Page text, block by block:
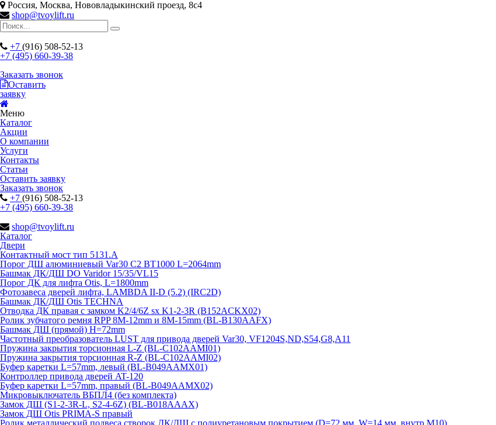
Россия, Москва, Нововладыкинский проезд, 8с4
shop@tvoylift.ru
+7 (916) 508-52-13
+7 (495) 660-39-38
Заказать звонок
Оставить
заявку
Меню
Каталог
Акции
О компании
Услуги
Контакты
Статьи
Оставить заявку
Заказать звонок
+7 (916) 508-52-13
+7 (495) 660-39-38
shop@tvoylift.ru
Каталог
Двери
Контактный мост тип 5131.A
Порог ДШ алюминиевый Var30 C2 BT1000 L=2064mm
Башмак ДК/ДШ DO Varidor 15/35/VL15
Порог ДК для лифта Otis, L=1800mm
Фотозавеса дверей лифта, LAMBDA II-D (5.2) (IRC2D)
Башмак ДК/ДШ Otis TECHNA
Отводка ДК правая с замком K2/4/6Z sx K1-2-3R (B152ACKX02)
Ролик зубчатого ремня RPP 8M-12mm и 8M-15mm (BL-B130AAFX)
Башмак ДШ (прямой) H=72mm
Частотный преобразователь LUST для привода дверей Var30, VF1204S,ND,S54,G8,A11
Пружина закрытия торсионная L-Z (BL-C102AAMI01)
Пружина закрытия торсионная R-Z (BL-C102AAMI02)
Буфер каретки L=57mm, левый (BL-B049AAMX01)
Контроллер привода дверей AT-120
Буфер каретки L=57mm, правый (BL-B049AAMX02)
Микровыключатель ВБПЛ4 (без комплекта)
Замок ДШ (S1-2-3R-L, S2-4-6Z) (BL-B018AAAX)
Замок ДШ Otis PRIMA-S правый
Ролик металлический подвеса створок ДК/ДШ с полиуретановым покрытием (D=72 мм, W=14 мм, внутр.М10)